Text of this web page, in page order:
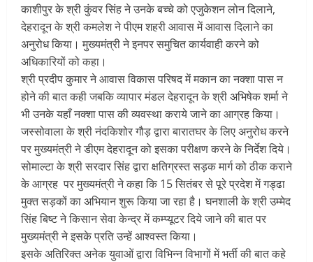
काशीपुर के श्री कुंवर सिंह ने उनके बच्चे को एजुकेशन लोन दिलाने,
देहरादून के श्री कमलेश ने पीएम शहरी आवास में आवास दिलाने का
अनुरोध किया। मुख्यमंत्री ने इनपर समुचित कार्यवाही करने को
अधिकारियों को कहा।
श्री प्रदीप कुमार ने आवास विकास परिषद में मकान का नक्शा पास न
होने की बात कही जबकि व्यापार मंडल देहरादून के श्री अभिषेक शर्मा ने
भी उनके यहाँ नक्शा पास की व्यवस्था कराये जाने का आग्रह किया।
जस्सोवाला के श्री नंदकिशोर गौड़ द्वारा बारातघर के लिए अनुरोध करने
पर मुख्यमंत्री ने डीएम देहरादून को इसका परीक्षण करने के निर्देश दिये।
सोमाल्टा के श्री सरदार सिंह द्वारा क्षतिग्रस्त सड़क मार्ग को ठीक कराने
के आग्रह पर मुख्यमंत्री ने कहा कि 15 सितंबर से पूरे प्रदेश में गड्ढा
मुक्त सड़कों का अभियान शुरू किया जा रहा है। घनशाली के श्री उम्मेद
सिंह बिष्ट ने किसान सेवा केन्द्र में कम्प्यूटर दिये जाने की बात पर
मुख्यमंत्री ने इसके प्रति उन्हें आश्वस्त किया।
इसके अतिरिक्त अनेक युवाओं द्वारा विभिन्न विभागों में भर्ती की बात कहे